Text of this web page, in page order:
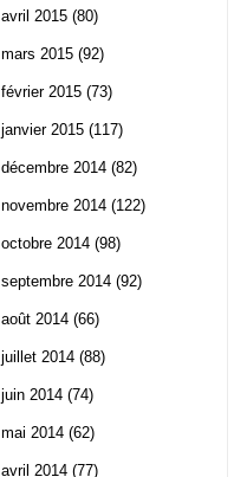
avril 2015 (80)
mars 2015 (92)
février 2015 (73)
janvier 2015 (117)
décembre 2014 (82)
novembre 2014 (122)
octobre 2014 (98)
septembre 2014 (92)
août 2014 (66)
juillet 2014 (88)
juin 2014 (74)
mai 2014 (62)
avril 2014 (77)